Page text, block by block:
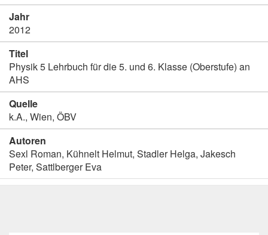
Jahr
2012
Titel
Physik 5 Lehrbuch für die 5. und 6. Klasse (Oberstufe) an
AHS
Quelle
k.A., Wien, ÖBV
Autoren
Sexl Roman, Kühnelt Helmut, Stadler Helga, Jakesch
Peter, Sattlberger Eva